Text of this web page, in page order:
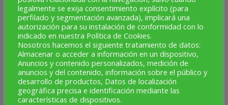
PRÓXIMOS EVENTOS
legalmente se exija consentimiento explícito (para
perfilado y segmentación avanzada), implicará una
autorización para su instalación de conformidad con lo
indicado en nuestra Política de Cookies.
Nosotros hacemos el siguiente tratamiento de datos:
Almacenar o acceder a información en un dispositivo,
Anuncios y contenido personalizados, medición de
anuncios y del contenido, información sobre el público y
desarrollo de productos, Datos de localización
geográfica precisa e identificación mediante las
características de dispositivos.